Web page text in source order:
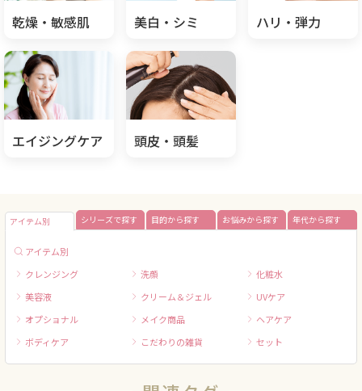
乾燥・敏感肌 美白・シミ ハリ・弾力
エイジングケア 頭皮・頭髪
アイテム別 シリーズで探す 目的から探す お悩みから探す 年代から探す
アイテム別
クレンジング
洗顔
化粧水
美容液
クリーム＆ジェル
UVケア
オプショナル
メイク商品
ヘアケア
ボディケア
こだわりの雑貨 セット